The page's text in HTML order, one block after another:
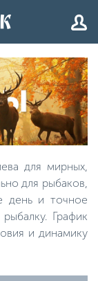
для мирных,
для рыбаков,
день и точное
График
и динамику